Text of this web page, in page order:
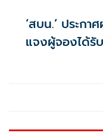
‘สบน.’ ประก
แจงผู้จองได้รั